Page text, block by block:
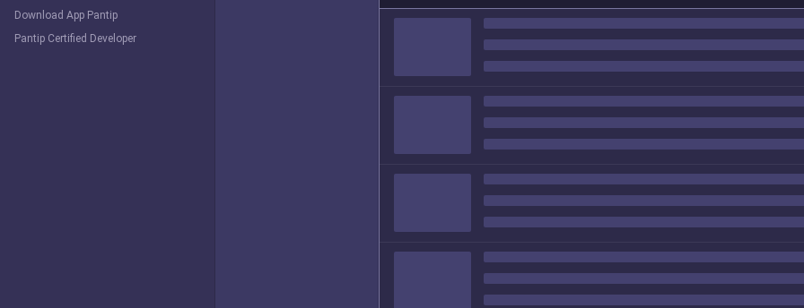
Download App Pantip
Pantip Certified Developer